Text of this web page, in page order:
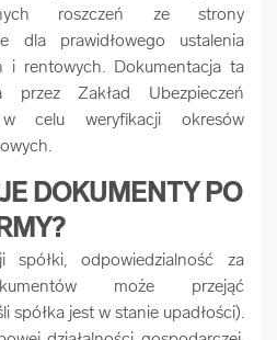
roszczeń ze strony
dla prawidłowego ustalenia
i rentowych. Dokumentacja ta
przez Zakład Ubezpieczeń
celu weryfikacji okresów
DOKUMENTY PO
spółki, odpowiedzialność za
może przejąć
spółka jest w stanie upadłości).